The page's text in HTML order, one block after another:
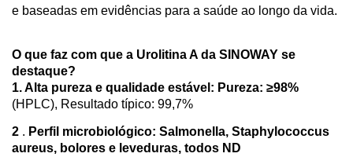
e baseadas em evidências para a saúde ao longo da vida.
O que faz com que a Urolitina A da SINOWAY se
destaque?
1. Alta pureza e qualidade estável: Pureza: ≥98%
(HPLC), Resultado típico: 99,7%
2 . Perfil microbiológico: Salmonella, Staphylococcus
aureus, bolores e leveduras, todos ND